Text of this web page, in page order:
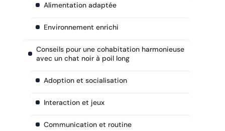
Alimentation adaptée
Environnement enrichi
Conseils pour une cohabitation harmonieuse
avec un chat noir à poil long
Adoption et socialisation
Interaction et jeux
Communication et routine